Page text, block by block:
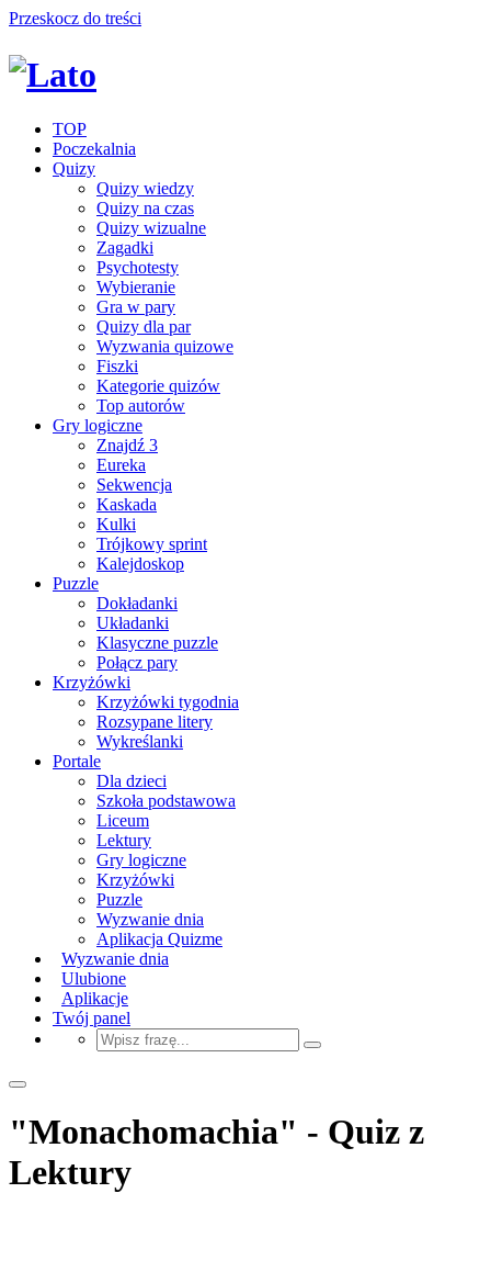
Przeskocz do treści
TOP
Poczekalnia
Quizy
Quizy wiedzy
Quizy na czas
Quizy wizualne
Zagadki
Psychotesty
Wybieranie
Gra w pary
Quizy dla par
Wyzwania quizowe
Fiszki
Kategorie quizów
Top autorów
Gry logiczne
Znajdź 3
Eureka
Sekwencja
Kaskada
Kulki
Trójkowy sprint
Kalejdoskop
Puzzle
Dokładanki
Układanki
Klasyczne puzzle
Połącz pary
Krzyżówki
Krzyżówki tygodnia
Rozsypane litery
Wykreślanki
Portale
Dla dzieci
Szkoła podstawowa
Liceum
Lektury
Gry logiczne
Krzyżówki
Puzzle
Wyzwanie dnia
Aplikacja Quizme
Wyzwanie dnia
Ulubione
Aplikacje
Twój panel
"Monachomachia" - Quiz z
Lektury